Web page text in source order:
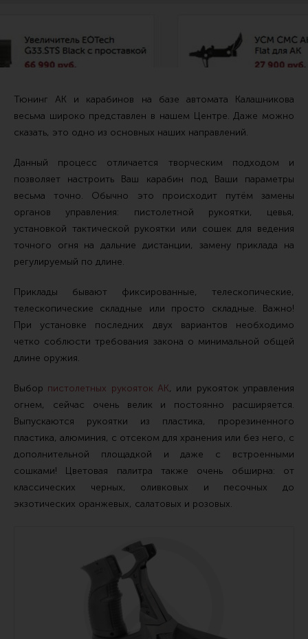
Цевья
Аксессуары для цевья
Запасные части (ЗИП)
Кронштейны, кольца, целики, мушки
Коллиматорные прицелы
Магазины
УСМ
Возвратная система и буферы
Сошки
Антабки и ремни
Тюнинг для пистолетов
Идеи для подарков
Все разделы
Магазин для тех, кто стреляет
Снаряжение для IPSC
Тюнинг АК и карабинов на базе автомата Калашникова
весьма широко представлен в нашем Центре. Даже можно
сказать, это одно из основных наших направлений.
Данный процесс отличается творческим подходом и
позволяет настроить Ваш карабин под Ваши параметры
весьма точно. Обычно это происходит путём замены
органов управления: пистолетной рукоятки, цевья,
установкой тактической рукоятки или сошек для ведения
точного огня на дальние дистанции, замену приклада на
регулируемый по длине.
Приклады бывают фиксированные, телескопические,
телескопические складные или просто складные. Важно!
При установке последних двух вариантов необходимо
четко соблюсти требования закона о минимальной общей
длине оружия.
Выбор пистолетных рукояток АК, или рукояток управления
огнем, сейчас очень велик и постоянно расширяется.
Выпускаются рукоятки из пластика, прорезиненного
пластика, алюминия, с отсеком для хранения или без него, с
дополнительной площадкой и даже с встроенными
сошками! Цветовая палитра также очень обширна: от
классических черных, оливковых и песочных до
экзотических оранжевых, салатовых и розовых.